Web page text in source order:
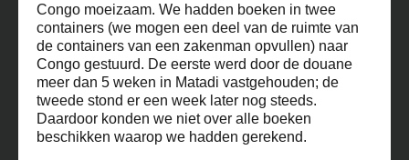
Congo moeizaam. We hadden boeken in twee
containers (we mogen een deel van de ruimte van
de containers van een zakenman opvullen) naar
Congo gestuurd. De eerste werd door de douane
meer dan 5 weken in Matadi vastgehouden; de
tweede stond er een week later nog steeds.
Daardoor konden we niet over alle boeken
beschikken waarop we hadden gerekend.